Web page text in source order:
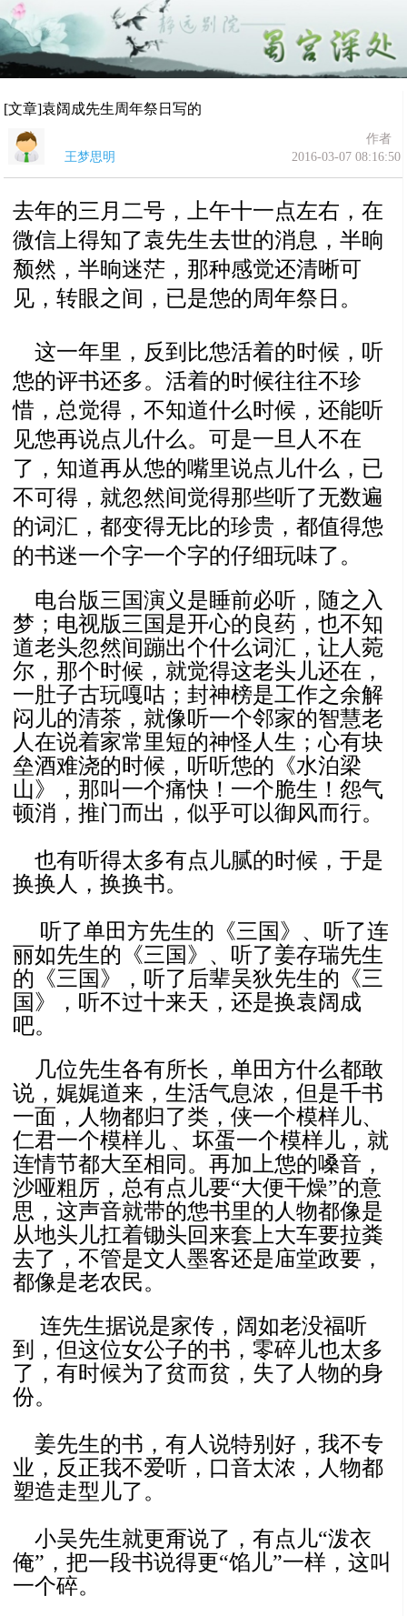
[文章]袁阔成先生周年祭日写的
作者
王梦思明
2016-03-07 08:16:50
去年的三月二号，上午十一点左右，在
微信上得知了袁先生去世的消息，半晌
颓然，半晌迷茫，那种感觉还清晰可
见，转眼之间，已是怹的周年祭日。
这一年里，反到比怹活着的时候，听
怹的评书还多。活着的时候往往不珍
惜，总觉得，不知道什么时候，还能听
见怹再说点儿什么。可是一旦人不在
了，知道再从怹的嘴里说点儿什么，已
不可得，就忽然间觉得那些听了无数遍
的词汇，都变得无比的珍贵，都值得怹
的书迷一个字一个字的仔细玩味了。
电台版三国演义是睡前必听，随之入
梦；电视版三国是开心的良药，也不知
道老头忽然间蹦出个什么词汇，让人菀
尔，那个时候，就觉得这老头儿还在，
一肚子古玩嘎咕；封神榜是工作之余解
闷儿的清茶，就像听一个邻家的智慧老
人在说着家常里短的神怪人生；心有块
垒酒难浇的时候，听听怹的《水泊梁
山》，那叫一个痛快！一个脆生！怨气
顿消，推门而出，似乎可以御风而行。
也有听得太多有点儿腻的时候，于是
换换人，换换书。
听了单田方先生的《三国》、听了连
丽如先生的《三国》、听了姜存瑞先生
的《三国》，听了后辈吴狄先生的《三
国》，听不过十来天，还是换袁阔成
吧。
几位先生各有所长，单田方什么都敢
说，娓娓道来，生活气息浓，但是千书
一面，人物都归了类，侠一个模样儿、
仁君一个模样儿 、坏蛋一个模样儿，就
连情节都大至相同。再加上怹的嗓音，
沙哑粗厉，总有点儿要“大便干燥”的意
思，这声音就带的怹书里的人物都像是
从地头儿扛着锄头回来套上大车要拉粪
去了，不管是文人墨客还是庙堂政要，
都像是老农民。
连先生据说是家传，阔如老没福听
到，但这位女公子的书，零碎儿也太多
了，有时候为了贫而贫，失了人物的身
份。
姜先生的书，有人说特别好，我不专
业，反正我不爱听，口音太浓，人物都
塑造走型儿了。
小吴先生就更甭说了，有点儿“泼衣
俺”，把一段书说得更“馅儿”一样，这叫
一个碎。